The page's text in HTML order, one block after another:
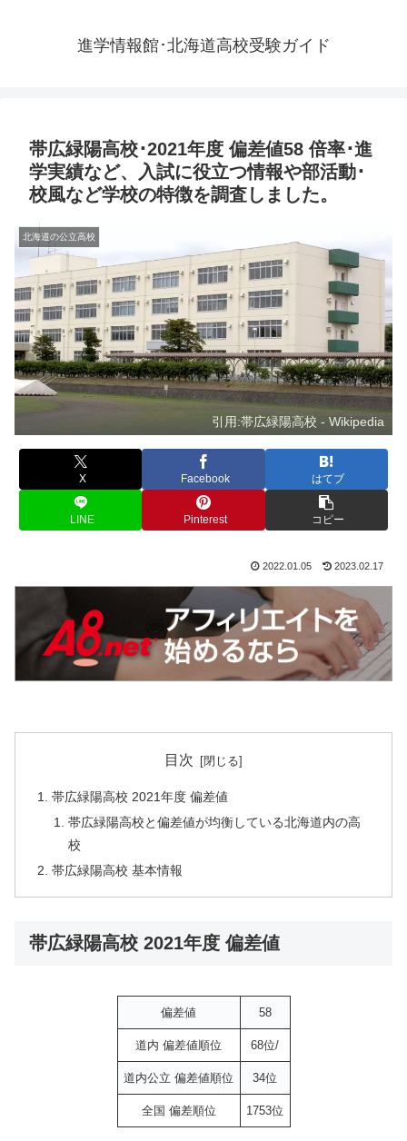
進学情報館･北海道高校受験ガイド
帯広緑陽高校･2021年度 偏差値58 倍率･進
学実績など、入試に役立つ情報や部活動･
校風など学校の特徴を調査しました。
北海道の公立高校
引用:帯広緑陽高校 - Wikipedia
X Facebook はてブ
LINE Pinterest コピー
2022.01.05 2023.02.17
目次
帯広緑陽高校 2021年度 偏差値
帯広緑陽高校と偏差値が均衡している北海道内の高
校
帯広緑陽高校 基本情報
帯広緑陽高校 2021年度 偏差値
偏差値 58
道内 偏差値順位 68位/
道内公立 偏差値順位 34位
全国 偏差順位 1753位